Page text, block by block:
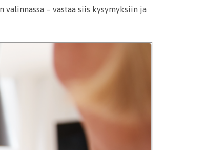
– vastaa siis kysymyksiin ja